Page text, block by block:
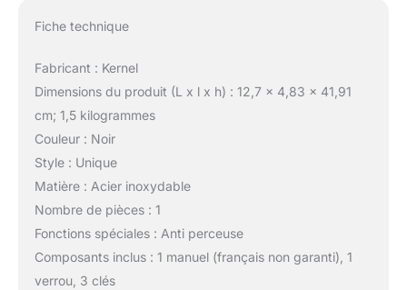
Fiche technique
Fabricant : Kernel
Dimensions du produit (L x l x h) : 12,7 x 4,83 x 41,91
cm; 1,5 kilogrammes
Couleur : Noir
Style : Unique
Matière : Acier inoxydable
Nombre de pièces : 1
Fonctions spéciales : Anti perceuse
Composants inclus : 1 manuel (français non garanti), 1
verrou, 3 clés